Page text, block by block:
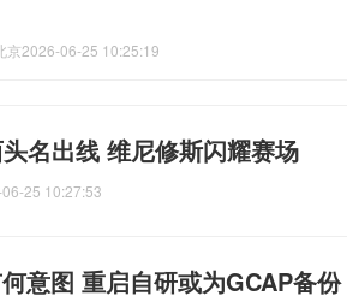
京2026-06-25 10:25:19
名出线 维尼修斯闪耀赛场
25 10:27:53
意图 重启自研或为GCAP备份